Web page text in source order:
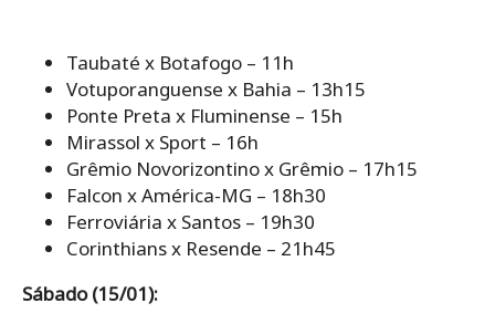
Taubaté x Botafogo – 11h
Votuporanguense x Bahia – 13h15
Ponte Preta x Fluminense – 15h
Mirassol x Sport – 16h
Grêmio Novorizontino x Grêmio – 17h15
Falcon x América-MG – 18h30
Ferroviária x Santos – 19h30
Corinthians x Resende – 21h45
Sábado (15/01):